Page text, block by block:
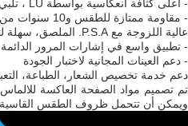
- أعلى كثافة انعكاسية بواسطة LU ، تلبي ASTM D 4956 النوع V
- مقاومة ممتازة للطقس و10 سنوات من الحياة
عالية اللزوجة مع P.S.A. الملصق، سهلة لتطبيق
- تطبيق واسع في إشارات المرور
- دعم العينات المجانية لاختبار الجودة
دعم خدمة تخصيص الشعار، الطباعة،
ويمكن أن تتحمل ظروف الطقس القاسية